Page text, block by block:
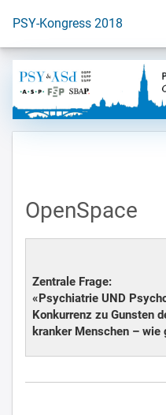
Zur Startseite
PSY-Kongress 2018
OpenSpace
Zentrale Frage:
«Psychiatrie UND
Konkurrenz zu Gunsten
kranker Menschen –